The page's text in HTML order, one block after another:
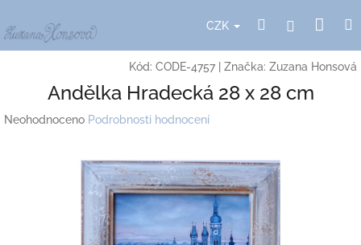
na
obsah
CZK HledatPřihlášení
Kód: CODE-4757 Značka: Zuzana Honsová
Andělka Hradecká 28 x 28 cm
Průměrné
Neohodnoceno Podrobnosti hodnocení